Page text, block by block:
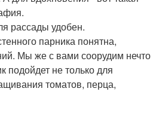
рассады удобен.
парника понятна,
Мы же с вами соорудим нечто
подойдет не только для
томатов, перца,